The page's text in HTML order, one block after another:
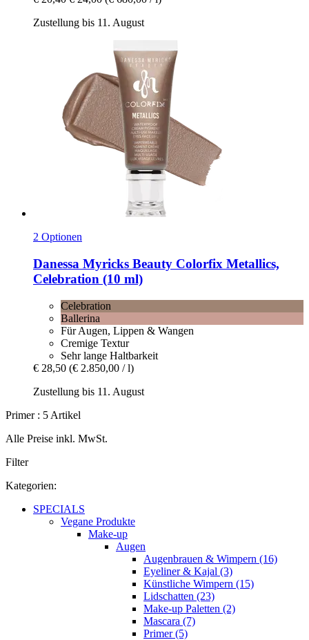
Zustellung bis 11. August
2 Optionen
Danessa Myricks Beauty Colorfix Metallics,
Celebration (10 ml)
Celebration
Ballerina
Für Augen, Lippen & Wangen
Cremige Textur
Sehr lange Haltbarkeit
€ 28,50 (€ 2.850,00 / l)
Zustellung bis 11. August
Primer : 5 Artikel
Alle Preise inkl. MwSt.
Filter
Kategorien:
SPECIALS
Vegane Produkte
Make-up
Augen
Augenbrauen & Wimpern (16)
Eyeliner & Kajal (3)
Künstliche Wimpern (15)
Lidschatten (23)
Make-up Paletten (2)
Mascara (7)
Primer (5)